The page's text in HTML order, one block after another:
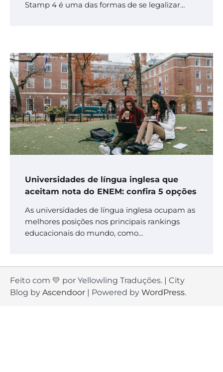
Stamp 4 é uma das formas de se legalizar…
Universidades de língua inglesa que
aceitam nota do ENEM: confira 5 opções
As universidades de língua inglesa ocupam as
melhores posições nos principais rankings
educacionais do mundo, como…
Feito com 💛 por Yellowling Traduções. | City
Blog by Ascendoor | Powered by WordPress.